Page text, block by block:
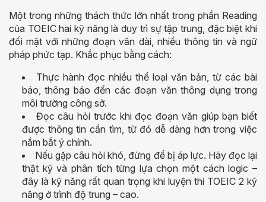
Một trong những thách thức lớn nhất trong phần Reading
của TOEIC hai kỹ năng là duy trì sự tập trung, đặc biệt khi
đối mặt với những đoạn văn dài, nhiều thông tin và ngữ
pháp phức tạp. Khắc phục bằng cách:
Thực hành đọc nhiều thể loại văn bản, từ các bài
báo, thông báo đến các đoạn văn thông dụng trong
môi trường công sở.
Đọc câu hỏi trước khi đọc đoạn văn giúp bạn biết
được thông tin cần tìm, từ đó dễ dàng hơn trong việc
nắm bắt ý chính.
Nếu gặp câu hỏi khó, đừng để bị áp lực. Hãy đọc lại
thật kỹ và phân tích từng lựa chọn một cách logic –
đây là kỹ năng rất quan trọng khi luyện thi TOEIC 2 kỹ
năng ở trình độ trung – cao.